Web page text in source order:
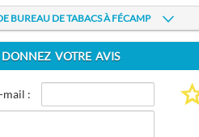
BUREAU DE TABACS À FÉCAMP
DONNEZ VOTRE AVIS
mail :